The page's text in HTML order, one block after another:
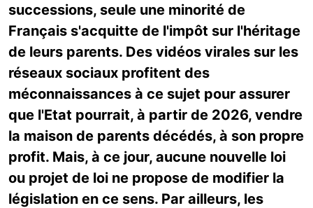
successions, seule une minorité de
Français s'acquitte de l'impôt sur l'héritage
de leurs parents. Des vidéos virales sur les
réseaux sociaux profitent des
méconnaissances à ce sujet pour assurer
que l'Etat pourrait, à partir de 2026, vendre
la maison de parents décédés, à son propre
profit. Mais, à ce jour, aucune nouvelle loi
ou projet de loi ne propose de modifier la
législation en ce sens. Par ailleurs, les